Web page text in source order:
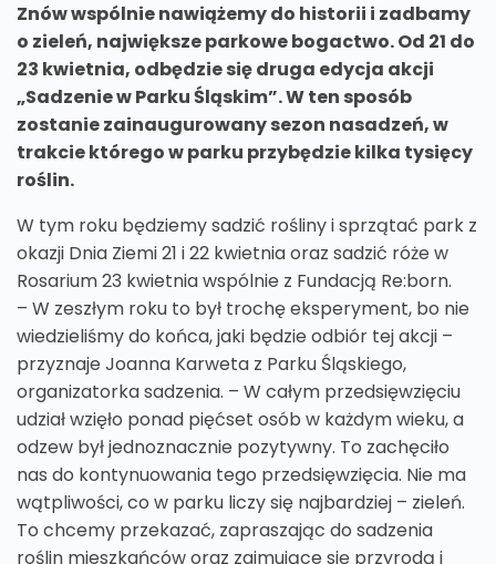
Znów wspólnie nawiążemy do historii i zadbamy
o zieleń, największe parkowe bogactwo. Od 21 do
23 kwietnia, odbędzie się druga edycja akcji
„Sadzenie w Parku Śląskim”. W ten sposób
zostanie zainaugurowany sezon nasadzeń, w
trakcie którego w parku przybędzie kilka tysięcy
roślin.
W tym roku będziemy sadzić rośliny i sprzątać park z
okazji Dnia Ziemi 21 i 22 kwietnia oraz sadzić róże w
Rosarium 23 kwietnia wspólnie z Fundacją Re:born.
– W zeszłym roku to był trochę eksperyment, bo nie
wiedzieliśmy do końca, jaki będzie odbiór tej akcji –
przyznaje Joanna Karweta z Parku Śląskiego,
organizatorka sadzenia. – W całym przedsięwzięciu
udział wzięło ponad pięćset osób w każdym wieku, a
odzew był jednoznacznie pozytywny. To zachęciło
nas do kontynuowania tego przedsięwzięcia. Nie ma
wątpliwości, co w parku liczy się najbardziej – zieleń.
To chcemy przekazać, zapraszając do sadzenia
roślin mieszkańców oraz zajmujące się przyrodą i